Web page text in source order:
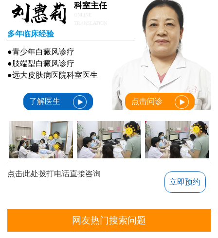
科室主任
多年临床经验
●青少年白癜风诊疗
●肢端型白癜风诊疗
●远大皮肤病医院科室医生
了解医生 点击问诊
点击此处拨打电话直接咨询
立即预约
网友热门搜索问题